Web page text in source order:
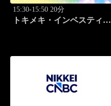
15:30-15:50 20分
トキメキ・インベスティン